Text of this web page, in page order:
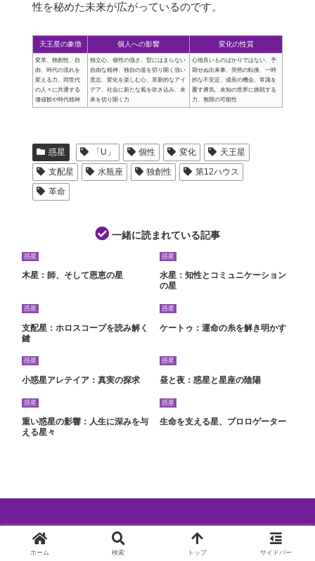
性を秘めた未来が広がっているのです。
天王星の象徴 個人への影響 変化の性質
変革、独創性、自
由、時代の流れを
変える力、同世代
の人々に共通する
価値観や時代精神
独立心、個性の強さ、型にはまらない
自由な精神、独自の道を切り開く強い
意志、変化を楽しむ心、革新的なアイ
デア、社会に新たな風を吹き込み、未
来を切り開く力
心地良いものばかりではない、予
期せぬ出来事、突然の転換、一時
的な不安定、成長の機会、常識を
覆す勇気、未知の世界に挑戦する
力、無限の可能性
惑星 「U」 個性 変化
天王星
支配星
水瓶座 独創性
第12ハウス
革命
一緒に読まれている記事
惑星
木星：師、そして恩恵の星
惑星
水星：知性とコミュニケーション
の星
惑星
支配星：ホロスコープを読み解く
鍵
惑星
ケートゥ：運命の糸を解き明かす
惑星
小惑星アレテイア：真実の探求
惑星
昼と夜：惑星と星座の陰陽
惑星
重い惑星の影響：人生に深みを与
える星々
惑星
生命を支える星、プロロゲーター
© 2024 西洋占星術特集.
ホーム 検索 トップ サイドバー